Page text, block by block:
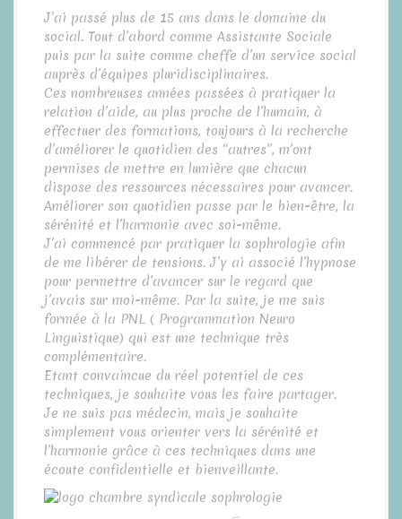
J’ai passé plus de 15 ans dans le domaine du
social. Tout d’abord comme Assistante Sociale
puis par la suite comme cheffe d’un service social
auprès d’équipes pluridisciplinaires.
Ces nombreuses années passées à pratiquer la
relation d’aide, au plus proche de l’humain, à
effectuer des formations, toujours à la recherche
d’améliorer le quotidien des “autres”, m’ont
permises de mettre en lumière que chacun
dispose des ressources nécessaires pour avancer.
Améliorer son quotidien passe par le bien-être, la
sérénité et l’harmonie avec soi-même.
J’ai commencé par pratiquer la sophrologie afin
de me libérer de tensions. J’y ai associé l’hypnose
pour permettre d’avancer sur le regard que
j’avais sur moi-même. Par la suite, je me suis
formée à la PNL ( Programmation Neuro
Linguistique) qui est une technique très
complémentaire.
Etant convaincue du réel potentiel de ces
techniques, je souhaite vous les faire partager.
Je ne suis pas médecin, mais je souhaite
simplement vous orienter vers la sérénité et
l’harmonie grâce à ces techniques dans une
écoute confidentielle et bienveillante.